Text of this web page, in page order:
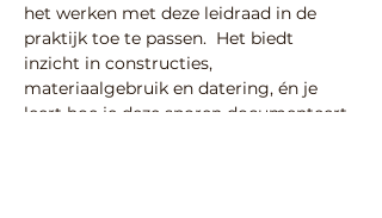
het werken met deze leidraad in de
praktijk toe te passen.  Het biedt
inzicht in constructies,
materiaalgebruik en datering, én je
leert hoe je deze sporen documenteert